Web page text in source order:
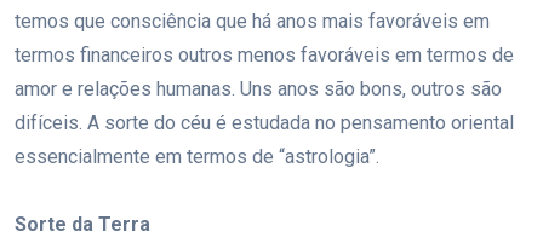
temos que consciência que há anos mais favoráveis em
termos financeiros outros menos favoráveis em termos de
amor e relações humanas. Uns anos são bons, outros são
difíceis. A sorte do céu é estudada no pensamento oriental
essencialmente em termos de “astrologia”.
Sorte da Terra